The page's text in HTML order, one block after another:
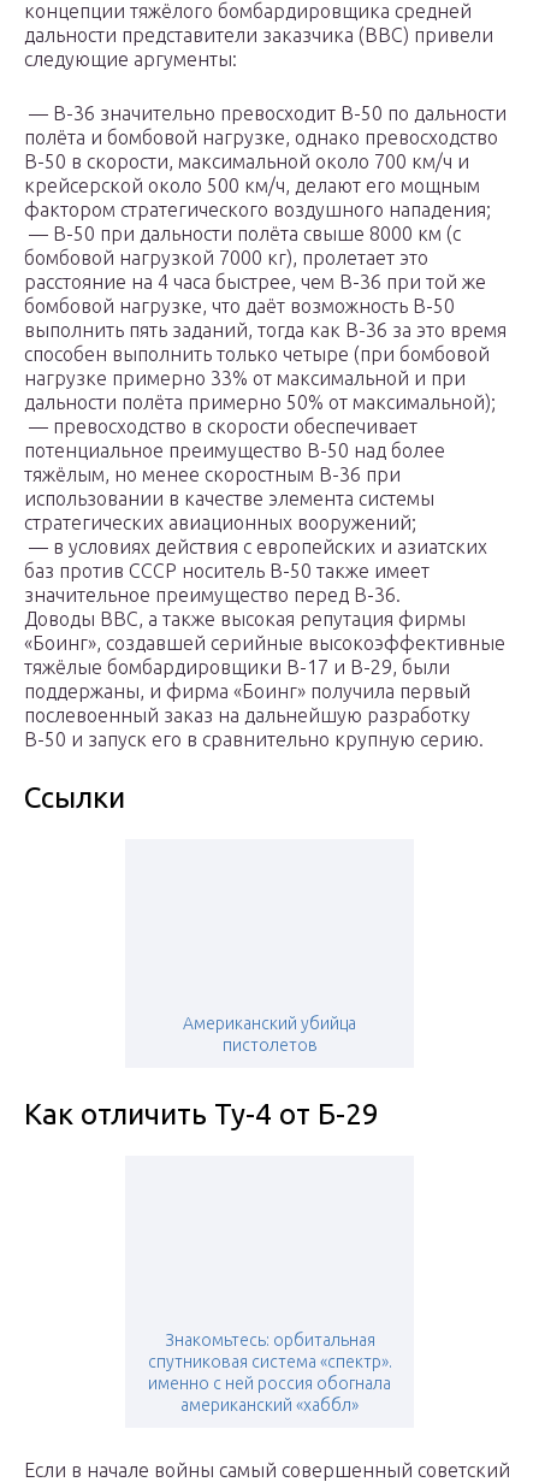
концепции тяжёлого бомбардировщика средней
дальности представители заказчика (ВВС) привели
следующие аргументы:
— В-36 значительно превосходит В-50 по дальности
полёта и бомбовой нагрузке, однако превосходство
В-50 в скорости, максимальной около 700 км/ч и
крейсерской около 500 км/ч, делают его мощным
фактором стратегического воздушного нападения;
— В-50 при дальности полёта свыше 8000 км (с
бомбовой нагрузкой 7000 кг), пролетает это
расстояние на 4 часа быстрее, чем В-36 при той же
бомбовой нагрузке, что даёт возможность В-50
выполнить пять заданий, тогда как В-36 за это время
способен выполнить только четыре (при бомбовой
нагрузке примерно 33% от максимальной и при
дальности полёта примерно 50% от максимальной);
— превосходство в скорости обеспечивает
потенциальное преимущество В-50 над более
тяжёлым, но менее скоростным В-36 при
использовании в качестве элемента системы
стратегических авиационных вооружений;
— в условиях действия с европейских и азиатских
баз против СССР носитель В-50 также имеет
значительное преимущество перед В-36.
Доводы ВВС, а также высокая репутация фирмы
«Боинг», создавшей серийные высокоэффективные
тяжёлые бомбардировщики В-17 и В-29, были
поддержаны, и фирма «Боинг» получила первый
послевоенный заказ на дальнейшую разработку
В-50 и запуск его в сравнительно крупную серию.
Ссылки
Американский убийца
пистолетов
Как отличить Ту-4 от Б-29
Знакомьтесь: орбитальная
спутниковая система «спектр».
именно с ней россия обогнала
американский «хаббл»
Если в начале войны самый совершенный советский